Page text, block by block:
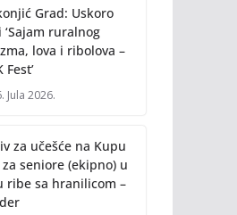
Grad: Uskoro
‘Sajam ruralnog
lova i ribolova –
Fest’
Jula 2026.
za učešće na Kupu
za seniore (ekipno) u
ribe sa hranilicom –